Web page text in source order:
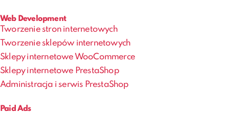
Web Development
Tworzenie stron internetowych
Tworzenie sklepów internetowych
Sklepy internetowe WooCommerce
Sklepy internetowe PrestaShop
Administracja i serwis PrestaShop
Paid Ads